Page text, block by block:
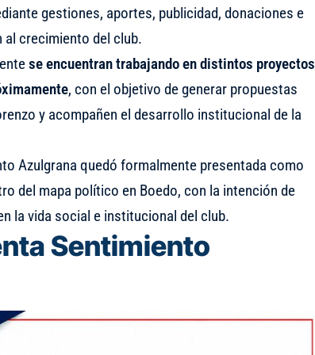
gestiones, aportes, publicidad, donaciones e
crecimiento del club.
se encuentran trabajando en distintos proyectos
, con el objetivo de generar propuestas
y acompañen el desarrollo institucional de la
Azulgrana quedó formalmente presentada como
del mapa político en Boedo, con la intención de
la vida social e institucional del club.
Sentimiento